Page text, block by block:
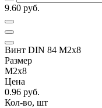
9.60 руб.
Винт DIN 84 М2х8
Размер
М2х8
Цена
0.96 руб.
Кол-во, шт